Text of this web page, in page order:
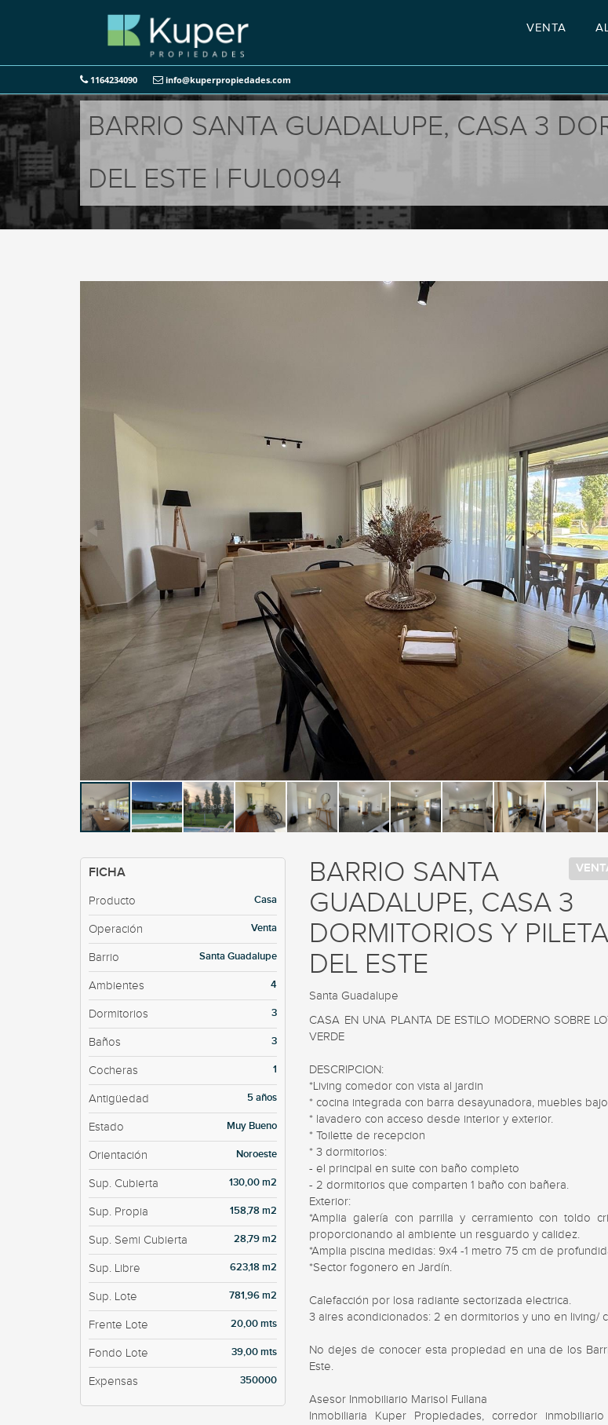
VENTA
1164234090 info@kuperpropiedades.com
BARRIO SANTA GUADALUPE, CASA 3
DEL ESTE | FUL0094
FICHA
Producto Casa
Operación Venta
Barrio Santa Guadalupe
Ambientes 4
Dormitorios 3
Baños 3
Cocheras 1
Antigüedad 5 años
Estado Muy Bueno
Orientación Noroeste
Sup. Cubierta 130,00 m2
Sup. Propia 158,78 m2
Sup. Semi Cubierta 28,79 m2
Sup. Libre 623,18 m2
Sup. Lote 781,96 m2
Frente Lote 20,00 mts
Fondo Lote 39,00 mts
Expensas 350000
BARRIO SANTA
GUADALUPE, CASA 3
DORMITORIOS Y
DEL ESTE
Santa Guadalupe
CASA EN UNA PLANTA DE ESTILO MODERNO SOBRE
VERDE
DESCRIPCION:
*Living comedor con vista al jardin
* cocina integrada con barra desayunadora, muebles
* lavadero con acceso desde interior y exterior.
* Toilette de recepcion
* 3 dormitorios:
- el principal en suite con baño completo
- 2 dormitorios que comparten 1 baño con bañera.
Exterior:
*Amplia galería con parrilla y cerramiento con toldo
proporcionando al ambiente un resguardo y calidez.
*Amplia piscina medidas: 9x4 -1 metro 75 cm de
*Sector fogonero en Jardín.
Calefacción por losa radiante sectorizada electrica.
3 aires acondicionados: 2 en dormitorios y uno en living/
No dejes de conocer esta propiedad en una de los
Este.
Asesor Inmobiliario Marisol Fullana
Inmobiliaria Kuper Propiedades, corredor